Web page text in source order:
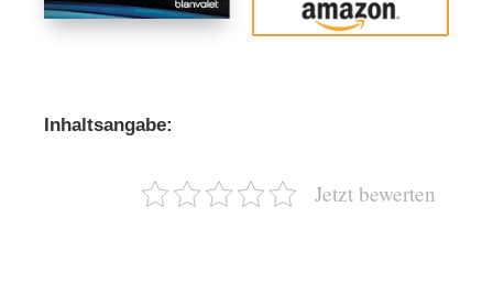
Amazon
Inhaltsangabe:
Jetzt bewerten